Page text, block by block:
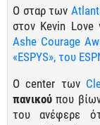
Ο σταρ των
στον Kevin Love
Ashe Courage
«ESPYS», του
Ο center των
πανικού που
του ανέφερε